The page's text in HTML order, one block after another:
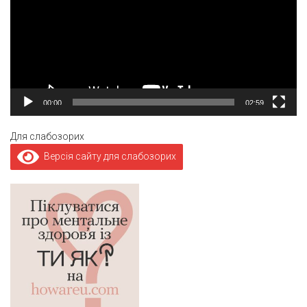
00:00 02:59
Для слабозорих
Версія сайту для слабозорих